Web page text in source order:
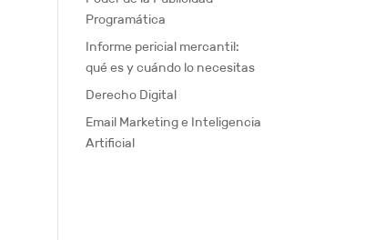
Programática
Informe pericial mercantil:
qué es y cuándo lo necesitas
Derecho Digital
Email Marketing e Inteligencia
Artificial